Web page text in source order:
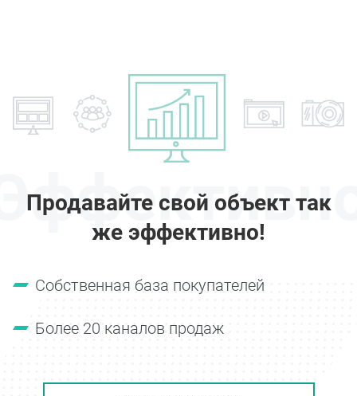
Продавайте свой объект так
же эффективно!
Собственная база покупателей
Более 20 каналов продаж